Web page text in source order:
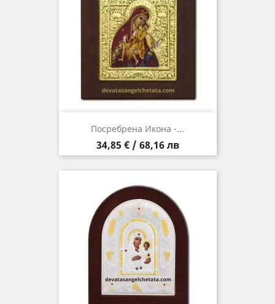
Посребрена Икона -...
Цена
34,85 € / 68,16 лв